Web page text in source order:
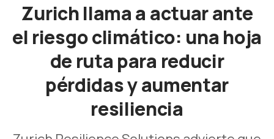
Zurich llama a actuar ante
el riesgo climático: una hoja
de ruta para reducir
pérdidas y aumentar
resiliencia